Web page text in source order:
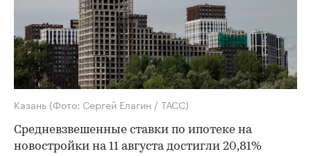
Казань (Фото: Сергей Елагин / ТАСС)
Средневзвешенные ставки по ипотеке на
новостройки на 11 августа достигли 20,81%